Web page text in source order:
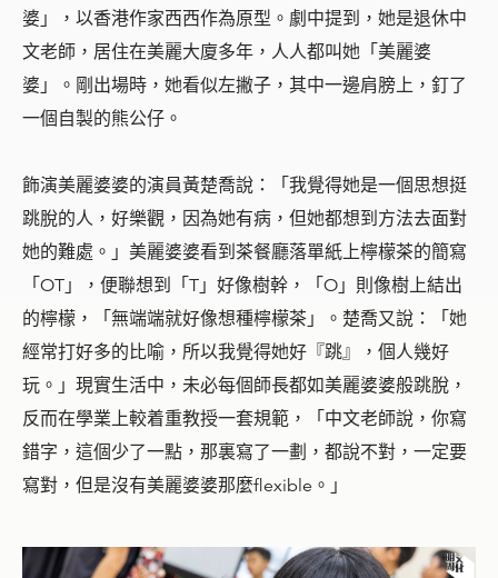
婆」，以香港作家西西作為原型。劇中提到，她是退休中
文老師，居住在美麗大廈多年，人人都叫她「美麗婆
婆」。剛出場時，她看似左撇子，其中一邊肩膀上，釘了
一個自製的熊公仔。
飾演美麗婆婆的演員黃楚喬說：「 我覺得她是一個思想挺
跳脫的人，好樂觀，因為她有病，但她都想到方法去面對
她的難處。」美麗婆婆看到茶餐廳落單紙上檸檬茶的簡寫
「OT」，便聯想到「T」好像樹幹，「O」則像樹上結出
的檸檬，「無端端就好像想種檸檬茶」。楚喬又說：「她
經常打好多的比喻，所以我覺得她好『跳』，個人幾好
玩。」現實生活中，未必每個師長都如美麗婆婆般跳脫，
反而在學業上較着重教授一套規範，「中文老師說，你寫
錯字，這個少了一點，那裏寫了一劃，都說不對，一定要
寫對，但是沒有美麗婆婆那麼flexible。」